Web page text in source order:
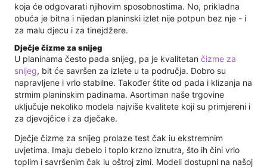
koja će odgovarati njihovim sposobnostima. No, prikladna
obuća je bitna i nijedan planinski izlet nije potpun bez nje - i
za malu djecu i za tinejdžere.
Dječje čizme za snijeg
U planinama često pada snijeg, pa je kvalitetan čizme za
snijeg, bit će savršen za izlete u ta područja. Dobro su
napravljene i vrlo stabilne. Također štite od pada i klizanja na
strmim planinskim padinama. Asortiman naše trgovine
uključuje nekoliko modela najviše kvalitete koji su primjereni i
za djevojčice i za dječake.
Dječje čizme za snijeg prolaze test čak iu ekstremnim
uvjetima. Imaju debelo i toplo krzno iznutra, što ih čini vrlo
toplim i savršenim čak iu oštroj zimi. Modeli dostupni na našoj